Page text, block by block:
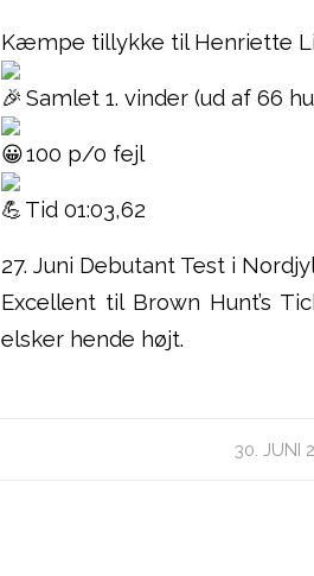
Kæmpe tillykke til Henriette
Samlet 1. vinder (ud af 66
100 p/0 fejl
Tid 01:03,62
27. Juni Debutant Test i
Excellent til Brown Hunt’s
elsker hende højt.
30. JUNI
/